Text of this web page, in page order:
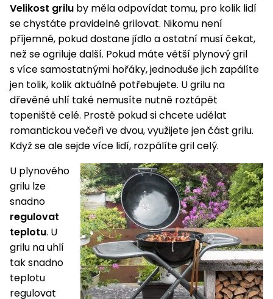
frézy
Sněhová
hrabla,
škrabky
na led
Příslušenství
Velikost grilu by měla odpovídat tomu, pro kolik lidí
se chystáte pravidelně grilovat. Nikomu není
příjemné, pokud dostane jídlo a ostatní musí čekat,
než se ogriluje další. Pokud máte větší plynový gril
s více samostatnými hořáky, jednoduše jich zapálíte
jen tolik, kolik aktuálně potřebujete. U grilu na
dřevěné uhlí také nemusíte nutně roztápět
topeniště celé. Prostě pokud si chcete udělat
romantickou večeři ve dvou, využijete jen část grilu.
Když se ale sejde více lidí, rozpálíte gril celý.
U plynového
grilu lze
snadno
regulovat
teplotu. U
grilu na uhlí
tak snadno
teplotu
regulovat